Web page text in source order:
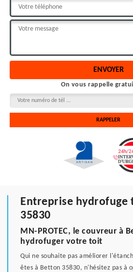
On vous rappelle
Entreprise hydrofuge
35830
MN-PROTEC, le couvreur à
hydrofuger votre toit
Qui ne souhaite pas améliorer
êtes à Betton 35830, n'hésitez pas à